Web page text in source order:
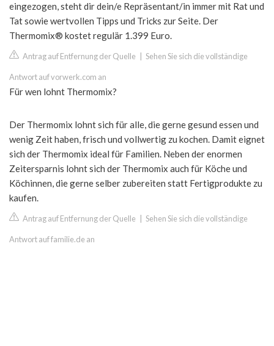
eingezogen, steht dir dein/e Repräsentant/in immer mit Rat und
Tat sowie wertvollen Tipps und Tricks zur Seite. Der
Thermomix® kostet regulär 1.399 Euro.
Antrag auf Entfernung der Quelle Sehen Sie sich die vollständige
Antwort auf vorwerk.com an
Für wen lohnt Thermomix?
Der Thermomix lohnt sich für alle, die gerne gesund essen und
wenig Zeit haben, frisch und vollwertig zu kochen. Damit eignet
sich der Thermomix ideal für Familien. Neben der enormen
Zeitersparnis lohnt sich der Thermomix auch für Köche und
Köchinnen, die gerne selber zubereiten statt Fertigprodukte zu
kaufen.
Antrag auf Entfernung der Quelle Sehen Sie sich die vollständige
Antwort auf familie.de an